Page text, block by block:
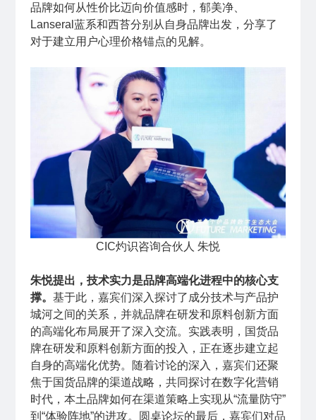
品牌如何从性价比迈向价值感时，郁美净、
Lanseral蓝系和西苔分别从自身品牌出发，分享了
对于建立用户心理价格锚点的见解。
CIC灼识咨询合伙人 朱悦
朱悦提出，技术实力是品牌高端化进程中的核心支
撑。 基于此，嘉宾们深入探讨了成分技术与产品护
城河之间的关系，并就品牌在研发和原料创新方面
的高端化布局展开了深入交流。实践表明，国货品
牌在研发和原料创新方面的投入，正在逐步建立起
自身的高端化优势。随着讨论的深入，嘉宾们还聚
焦于国货品牌的渠道战略，共同探讨在数字化营销
时代，本土品牌如何在渠道策略上实现从“流量防守”
到“体验阵地”的进攻。圆桌论坛的最后，嘉宾们对品